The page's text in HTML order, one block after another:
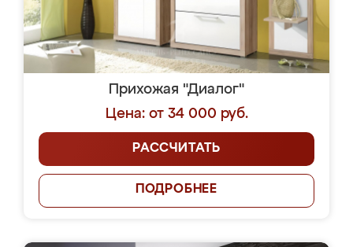
Прихожая "Диалог"
Цена: от 34 000 руб.
РАССЧИТАТЬ
ПОДРОБНЕЕ